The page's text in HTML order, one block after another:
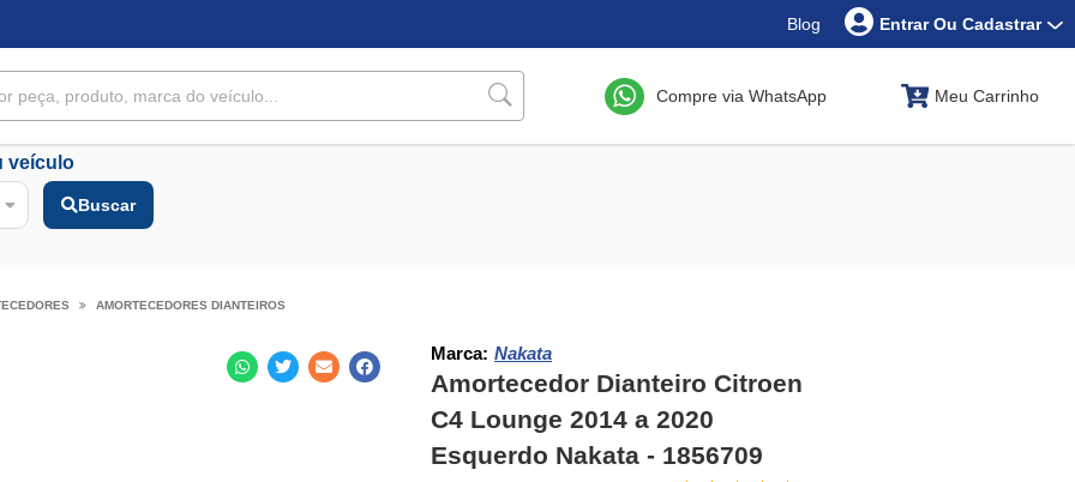
Blog Entrar Ou Cadastrar
Compre via WhatsApp Meu Carrinho
veículo
Buscar
AMORTECEDORES DIANTEIROS
Marca: Nakata
Amortecedor Dianteiro Citroen
C4 Lounge 2014 a 2020
Esquerdo Nakata - 1856709